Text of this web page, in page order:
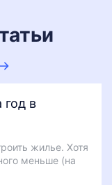
год в
жилье. Хотя
меньше (на